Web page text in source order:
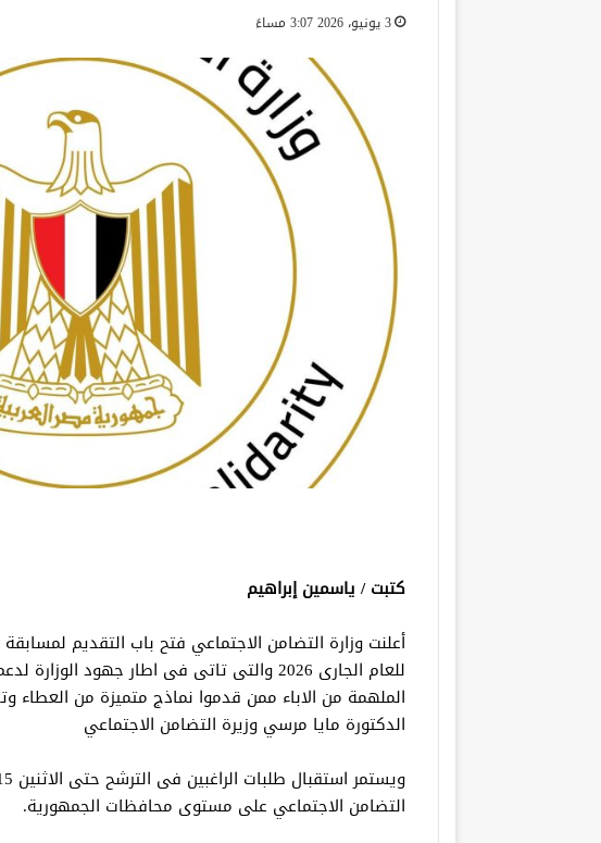
3 يونيو، 2026 3:07 مساءً
كتبت / ياسمين إبراهيم
أعلنت وزارة التضامن الاجتماعي فتح باب التقديم
للعام الجارى 2026 والتى تاتى فى اطار جهود
الملهمة من الاباء ممن قدموا نماذج متميزة من العطاء
الدكتورة مايا مرسي وزيرة التضامن الاجتماعي
التضامن الاجتماعي على مستوى محافظات الجمهورية.